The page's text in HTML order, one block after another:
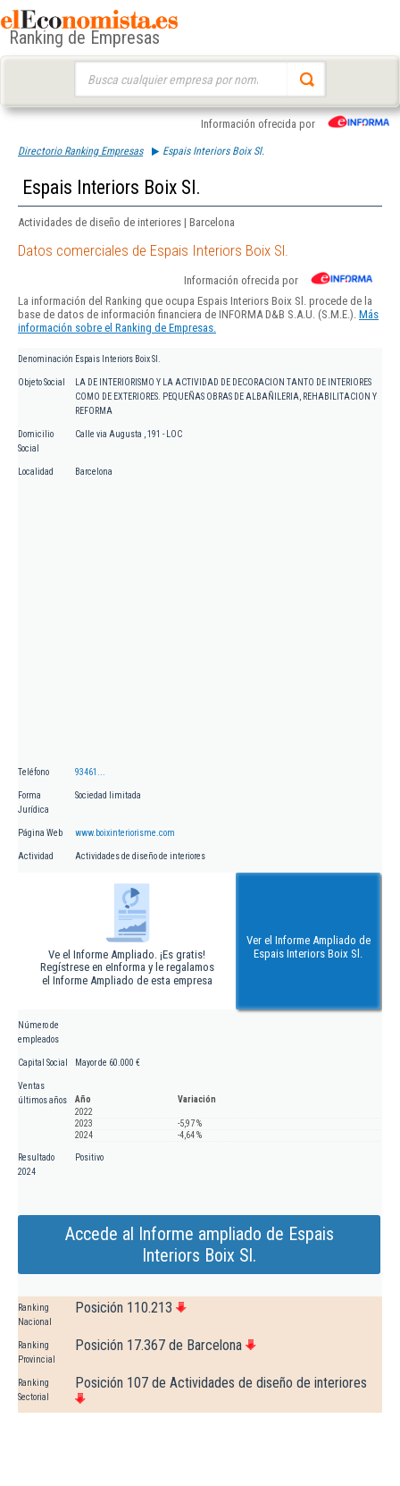
Ranking de Empresas
Información ofrecida por
Directorio Ranking Empresas Espais Interiors Boix Sl.
Espais Interiors Boix Sl.
Actividades de diseño de interiores | Barcelona
Datos comerciales de Espais Interiors Boix Sl.
Información ofrecida por
La información del Ranking que ocupa Espais Interiors Boix Sl. procede de la
base de datos de información financiera de INFORMA D&B S.A.U. (S.M.E.). Más
información sobre el Ranking de Empresas.
Denominación Espais Interiors Boix Sl.
Objeto Social
LA DE INTERIORISMO Y LA ACTIVIDAD DE DECORACION TANTO DE INTERIORES
COMO DE EXTERIORES. PEQUEÑAS OBRAS DE ALBAÑILERIA, REHABILITACION Y
REFORMA
Domicilio
Social
Calle via Augusta , 191 - LOC
Localidad Barcelona
Teléfono 93461...
Forma
Jurídica
Sociedad limitada
Página Web www.boixinteriorisme.com
Actividad Actividades de diseño de interiores
Ve el Informe Ampliado. ¡Es gratis!
Regístrese en eInforma y le regalamos
el Informe Ampliado de esta empresa
Ver el Informe Ampliado de
Espais Interiors Boix Sl.
Número de
empleados
Capital Social Mayor de 60.000 €
Ventas
últimos años
Año
Variación
2022
2023
-5,97 %
2024
-4,64 %
Resultado
2024
Positivo
Accede al Informe ampliado de Espais
Interiors Boix Sl.
Ranking
Nacional
Posición 110.213
Ranking
Provincial
Posición 17.367 de Barcelona
Ranking
Sectorial
Posición 107 de Actividades de diseño de interiores